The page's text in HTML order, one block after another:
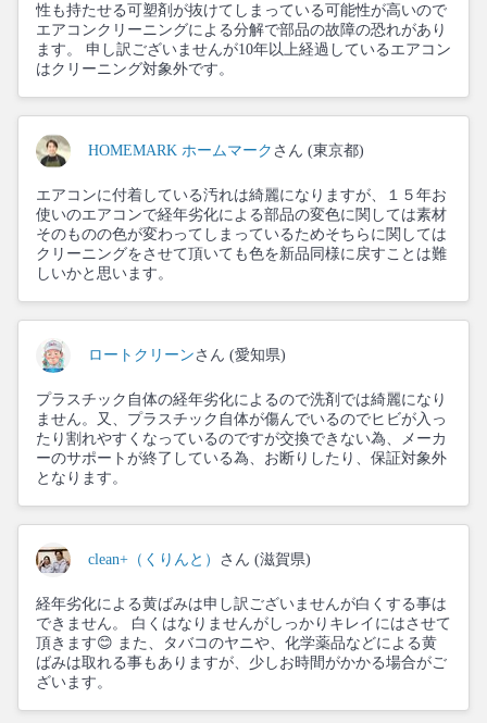
性も持たせる可塑剤が抜けてしまっている可能性が高いので
エアコンクリーニングによる分解で部品の故障の恐れがあり
ます。 申し訳ございませんが10年以上経過しているエアコン
はクリーニング対象外です。
HOMEMARK ホームマーク さん (東京都)
エアコンに付着している汚れは綺麗になりますが、１５年お
使いのエアコンで経年劣化による部品の変色に関しては素材
そのものの色が変わってしまっているためそちらに関しては
クリーニングをさせて頂いても色を新品同様に戻すことは難
しいかと思います。
ロートクリーン さん (愛知県)
プラスチック自体の経年劣化によるので洗剤では綺麗になり
ません。又、プラスチック自体が傷んでいるのでヒビが入っ
たり割れやすくなっているのですが交換できない為、メーカ
ーのサポートが終了している為、お断りしたり、保証対象外
となります。
clean+（くりんと） さん (滋賀県)
経年劣化による黄ばみは申し訳ございませんが白くする事は
できません。 白くはなりませんがしっかりキレイにはさせて
頂きます😊 また、タバコのヤニや、化学薬品などによる黄
ばみは取れる事もありますが、少しお時間がかかる場合がご
ざいます。